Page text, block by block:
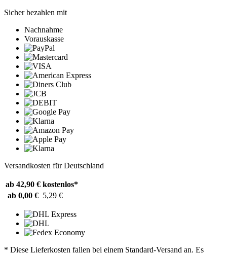
Sicher bezahlen mit
Nachnahme
Vorauskasse
Versandkosten für Deutschland
ab 42,90 € kostenlos*
ab 0,00 € 5,29 €
* Diese Lieferkosten fallen bei einem Standard-Versand an. Es